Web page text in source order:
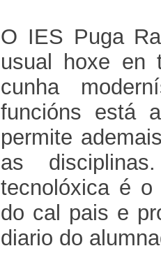
O IES Puga
usual hoxe en
cunha
funcións está
permite
as
tecnolóxica é
do cal pais e
diario do